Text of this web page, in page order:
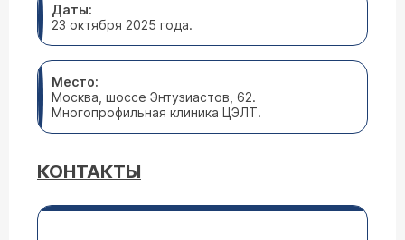
Даты:
23 октября 2025 года.
Место:
Москва, шоссе Энтузиастов, 62.
Многопрофильная клиника ЦЭЛТ.
КОНТАКТЫ